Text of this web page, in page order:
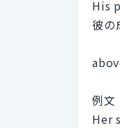
His
彼の
例文
Her